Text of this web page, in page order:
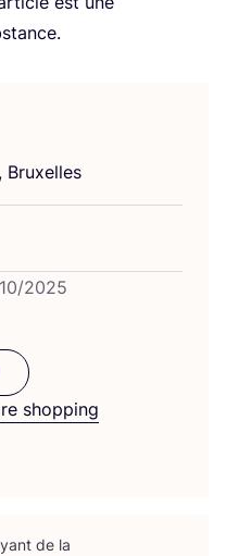
Bruxelles
10/2025
shopping
de la